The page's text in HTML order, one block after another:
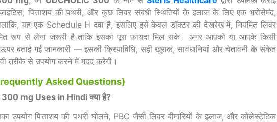
पित्ताशय की पथरी, और कुछ लिवर संबंधी स्थितियों के इलाज के लिए एक भरोसेमंद,
यह एक Schedule H दवा है, इसलिए इसे केवल डॉक्टर की देखरेख में, नियमित लिवर
रूप से लेना ज़रूरी है ताकि इसका पूरा फायदा मिल सके। अगर आपको या आपके किसी
बताई गई जानकारी — इसकी क्रियाविधि, सही खुराक, सावधानियां और चेतावनी के संकेत
तरीके से उपयोग करने में मदद करेगी।
Asked Questions)
mg Uses in Hindi क्या है?
उपयोग पित्ताशय की पथरी घोलने, PBC जैसी लिवर बीमारियों के इलाज, और कोलेस्टेटिक